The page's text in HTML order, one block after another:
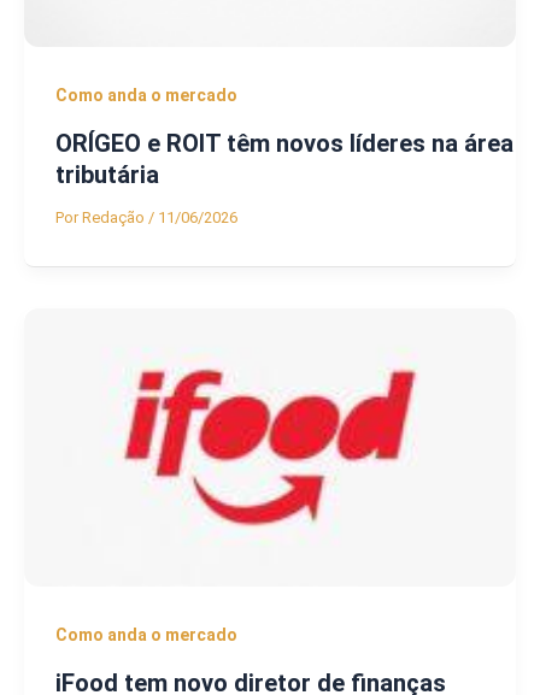
Como anda o mercado
ORÍGEO e ROIT têm novos líderes na área
tributária
PorRedação / 11/06/2026
Como anda o mercado
iFood tem novo diretor de finanças